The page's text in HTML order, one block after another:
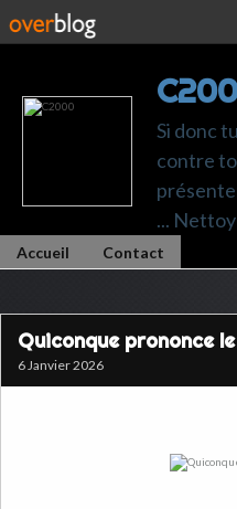
Si donc
contre
...
Accueil Contact
Quiconque prononce
6 Janvier 2026